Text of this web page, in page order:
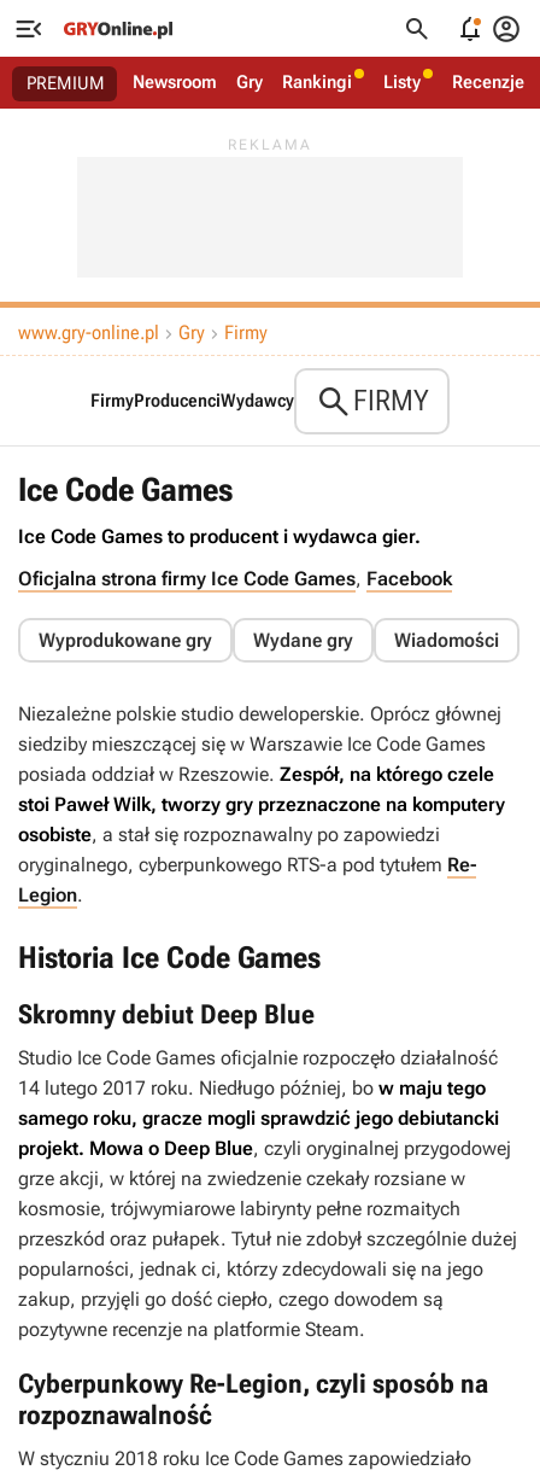
   
PREMIUM Newsroom Gry Rankingi Listy Recenzje
www.gry-online.pl  Gry  Firmy
FirmyProducenciWydawcy FIRMY
Ice Code Games
Ice Code Games to producent i wydawca gier.
Oficjalna strona firmy Ice Code Games, Facebook
Wyprodukowane gry Wydane gry Wiadomości
Niezależne polskie studio deweloperskie. Oprócz głównej
siedziby mieszczącej się w Warszawie Ice Code Games
posiada oddział w Rzeszowie. Zespół, na którego czele
stoi Paweł Wilk, tworzy gry przeznaczone na komputery
osobiste, a stał się rozpoznawalny po zapowiedzi
oryginalnego, cyberpunkowego RTS-a pod tytułem Re-
Legion.
Historia Ice Code Games
Skromny debiut Deep Blue
Studio Ice Code Games oficjalnie rozpoczęło działalność
14 lutego 2017 roku. Niedługo później, bo w maju tego
samego roku, gracze mogli sprawdzić jego debiutancki
projekt. Mowa o Deep Blue, czyli oryginalnej przygodowej
grze akcji, w której na zwiedzenie czekały rozsiane w
kosmosie, trójwymiarowe labirynty pełne rozmaitych
przeszkód oraz pułapek. Tytuł nie zdobył szczególnie dużej
popularności, jednak ci, którzy zdecydowali się na jego
zakup, przyjęli go dość ciepło, czego dowodem są
pozytywne recenzje na platformie Steam.
Cyberpunkowy Re-Legion, czyli sposób na
rozpoznawalność
W styczniu 2018 roku Ice Code Games zapowiedziało